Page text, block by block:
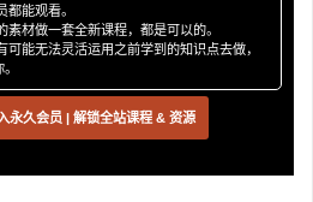
能观看。
材做一套全新课程，都是可以的。
能无法灵活运用之前学到的知识点去做，
永久会员 | 解锁全站课程 & 资源